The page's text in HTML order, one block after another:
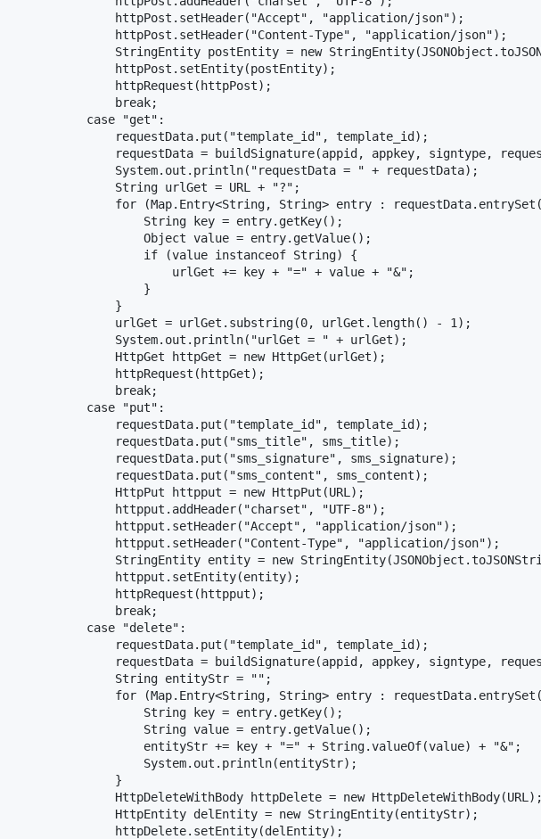
                httpPost.setHeader("Accept", "application/json");
                httpPost.setHeader("Content-Type", "application/json");
StringEntity postEntity = new
                httpPost.setEntity(postEntity);
                httpRequest(httpPost);
                break;
            case "get":
                requestData.put("template_id", template_id);
requestData = buildSignature(appid, appkey, signtype,
                System.out.println("requestData = " + requestData);
                String urlGet = URL + "?";
for (Map.Entry<String, String> entry :
                    String key = entry.getKey();
                    Object value = entry.getValue();
                    if (value instanceof String) {
                        urlGet += key + "=" + value + "&";
                    }
                }
                urlGet = urlGet.substring(0, urlGet.length() - 1);
                System.out.println("urlGet = " + urlGet);
                HttpGet httpGet = new HttpGet(urlGet);
                httpRequest(httpGet);
                break;
            case "put":
                requestData.put("template_id", template_id);
                requestData.put("sms_title", sms_title);
                requestData.put("sms_signature", sms_signature);
                requestData.put("sms_content", sms_content);
                HttpPut httpput = new HttpPut(URL);
                httpput.addHeader("charset", "UTF-8");
                httpput.setHeader("Accept", "application/json");
                httpput.setHeader("Content-Type", "application/json");
StringEntity entity = new
                httpput.setEntity(entity);
                httpRequest(httpput);
                break;
            case "delete":
                requestData.put("template_id", template_id);
requestData = buildSignature(appid, appkey, signtype,
                String entityStr = "";
for (Map.Entry<String, String> entry :
                    String key = entry.getKey();
                    String value = entry.getValue();
                    entityStr += key + "=" + String.valueOf(value) + "&";
                    System.out.println(entityStr);
                }
                HttpDeleteWithBody httpDelete = new HttpDeleteWithBody(URL);
                HttpEntity delEntity = new StringEntity(entityStr);
                httpDelete.setEntity(delEntity);